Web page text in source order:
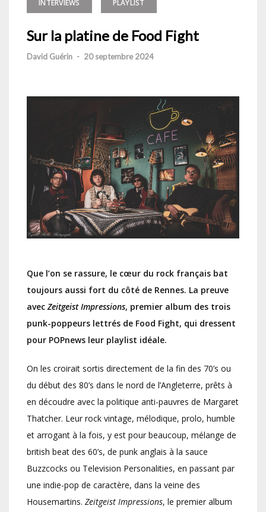
INTERVIEWS PLAYLIST
Sur la platine de Food Fight
David Guérin - 20 septembre 2024
Que l’on se rassure, le cœur du rock français bat
toujours aussi fort du côté de Rennes. La preuve
avecZeitgeist Impressions, premier album des trois
punk-poppeurs lettrés de Food Fight, qui dressent
pour POPnews leur playlist idéale.
On les croirait sortis directement de la fin des 70’s ou
du début des 80’s dans le nord de l’Angleterre, prêts à
en découdre avec la politique anti-pauvres de Margaret
Thatcher. Leur rock vintage, mélodique, prolo, humble
et arrogant à la fois, y est pour beaucoup, mélange de
british beat des 60’s, de punk anglais à la sauce
Buzzcocks ou Television Personalities, en passant par
une indie-pop de caractère, dans la veine des
Housemartins. Zeitgeist Impressions, le premier album